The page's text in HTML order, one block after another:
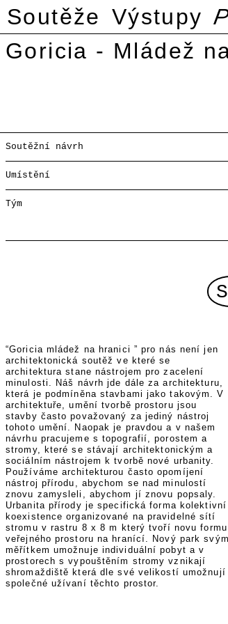
Soutěže Výstupy
Goricia - Mládež
Soutěžní návrh
Umístění
Tým
“Goricia mládež na hranici ” pro nás není jen
architektonická soutěž ve které se
architektura stane nástrojem pro zacelení
minulosti. Náš návrh jde dále za architekturu,
která je podmíněna stavbami jako takovým. V
architektuře, umění tvorbě prostoru jsou
stavby často považovaný za jediný nástroj
tohoto umění. Naopak je pravdou a v našem
návrhu pracujeme s topografií, porostem a
stromy, které se stávají architektonickým a
sociálním nástrojem k tvorbě nové urbanity.
Používáme architekturou často opomíjení
nástroj přírodu, abychom se nad minulostí
znovu zamysleli, abychom jí znovu popsaly.
Urbanita přírody je specifická forma kolektivní
koexistence organizované na pravidelné sítí
stromu v rastru 8 x 8 m který tvoří novu formu
veřejného prostoru na hranící. Nový park svým
měřítkem umožnuje individuální pobyt a v
prostorech s vypouštěním stromy vznikají
shromaždiště která dle své velikostí umožnují
společné užívaní těchto prostor.